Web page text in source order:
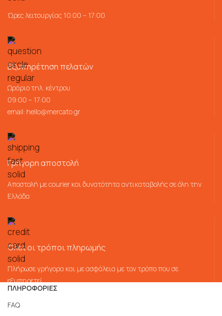
Ώρες λειτουργίας 10:00 – 17:00
Εξυπηρέτηση πελατών
Ωράριο τηλ. κέντρου
09:00 – 17:00
email: hello@mercato.gr
Γρήγορη αποστολή
Αποστολή με courier και δυνατότητα αντικαταβολής σε όλη την
Ελλάδα
Όλοι οι τρόποι πληρωμής
Πλήρωσε γρήγορα και με ασφάλεια με τον τρόπο που σε
εξυπηρετεί
ΠΛΗΡΟΦΟΡΙΕΣ
FAQ